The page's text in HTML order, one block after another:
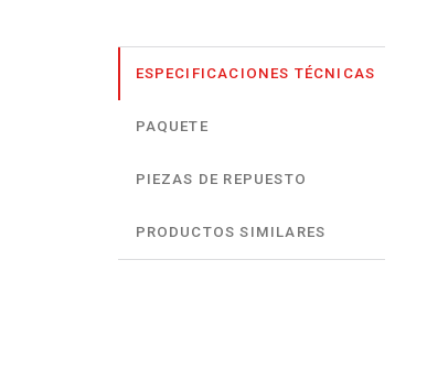
ESPECIFICACIONES TÉCNICAS
PAQUETE
PIEZAS DE REPUESTO
PRODUCTOS SIMILARES